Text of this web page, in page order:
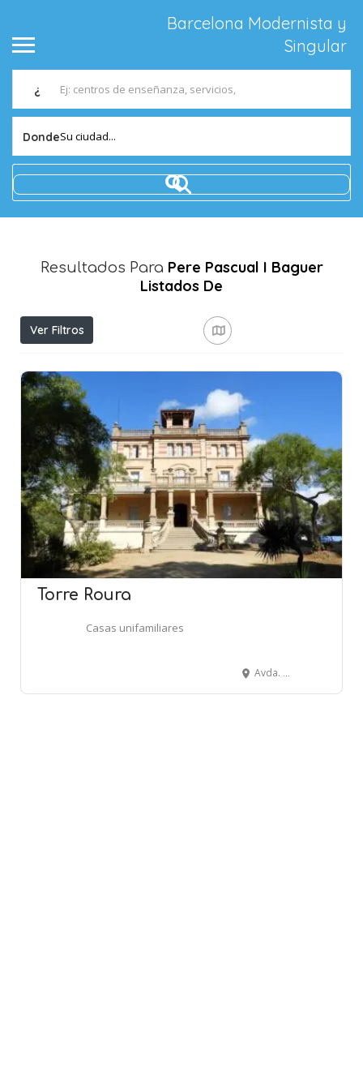
Barcelona Modernista y
Singular
¿
DondeSu ciudad...
Resultados Para Pere Pascual I Baguer
Listados De
Ver Filtros
Torre Roura
Casas unifamiliares
Avda. de la Unió - CALONGE